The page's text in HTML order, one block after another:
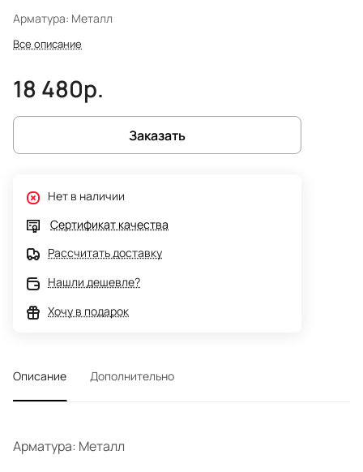
Арматура: Металл
Все описание
18 480р.
Заказать
Нет в наличии
Сертификат качества
Рассчитать доставку
Нашли дешевле?
Хочу в подарок
Описание Дополнительно
Арматура: Металл